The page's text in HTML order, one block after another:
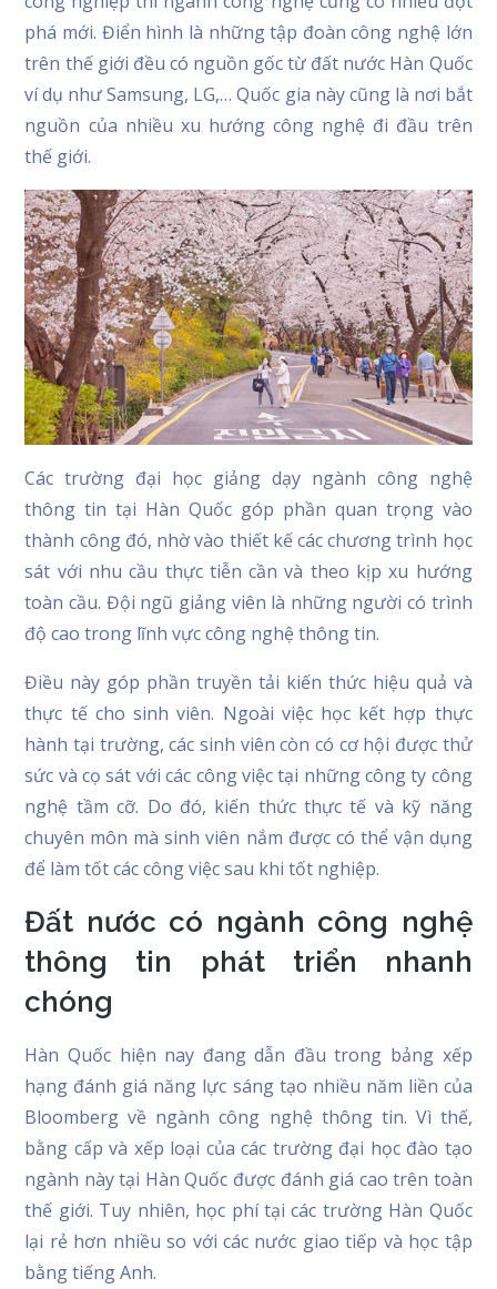
phá mới. Điển hình là những tập đoàn công nghệ lớn
trên thế giới đều có nguồn gốc từ đất nước Hàn Quốc
ví dụ như Samsung, LG,… Quốc gia này cũng là nơi bắt
nguồn của nhiều xu hướng công nghệ đi đầu trên
thế giới.
Các trường đại học giảng dạy ngành công nghệ
thông tin tại Hàn Quốc góp phần quan trọng vào
thành công đó, nhờ vào thiết kế các chương trình học
sát với nhu cầu thực tiễn cần và theo kịp xu hướng
toàn cầu. Đội ngũ giảng viên là những người có trình
độ cao trong lĩnh vực công nghệ thông tin.
Điều này góp phần truyền tải kiến thức hiệu quả và
thực tế cho sinh viên. Ngoài việc học kết hợp thực
hành tại trường, các sinh viên còn có cơ hội được thử
sức và cọ sát với các công việc tại những công ty công
nghệ tầm cỡ. Do đó, kiến thức thực tế và kỹ năng
chuyên môn mà sinh viên nắm được có thể vận dụng
để làm tốt các công việc sau khi tốt nghiệp.
Đất nước có ngành công nghệ
thông tin phát triển nhanh
chóng
Hàn Quốc hiện nay đang dẫn đầu trong bảng xếp
hạng đánh giá năng lực sáng tạo nhiều năm liền của
Bloomberg về ngành công nghệ thông tin. Vì thế,
bằng cấp và xếp loại của các trường đại học đào tạo
ngành này tại Hàn Quốc được đánh giá cao trên toàn
thế giới. Tuy nhiên, học phí tại các trường Hàn Quốc
lại rẻ hơn nhiều so với các nước giao tiếp và học tập
bằng tiếng Anh.